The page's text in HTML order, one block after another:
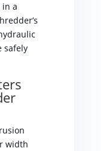
in a
safely
width